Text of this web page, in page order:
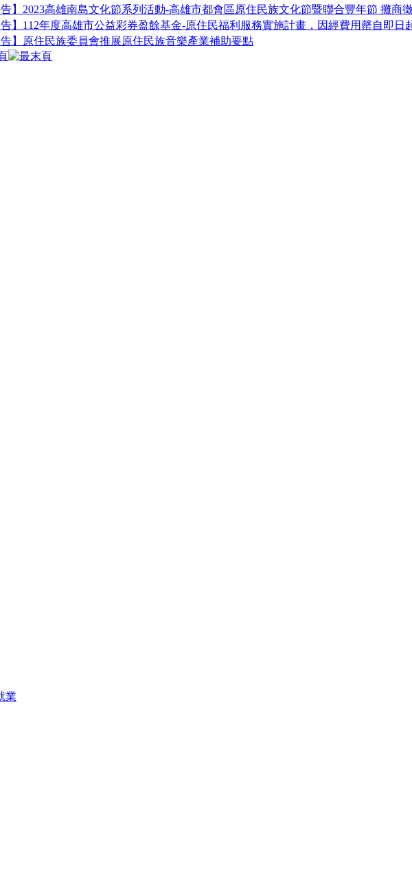
告】2023高雄南島文化節系列活動-高雄市都會區原住民族文化節暨聯合豐年節 攤商
告】112年度高雄市公益彩券盈餘基金-原住民福利服務實施計畫，因經費用罄自即日
告】原住民族委員會推展原住民族音樂產業補助要點
業